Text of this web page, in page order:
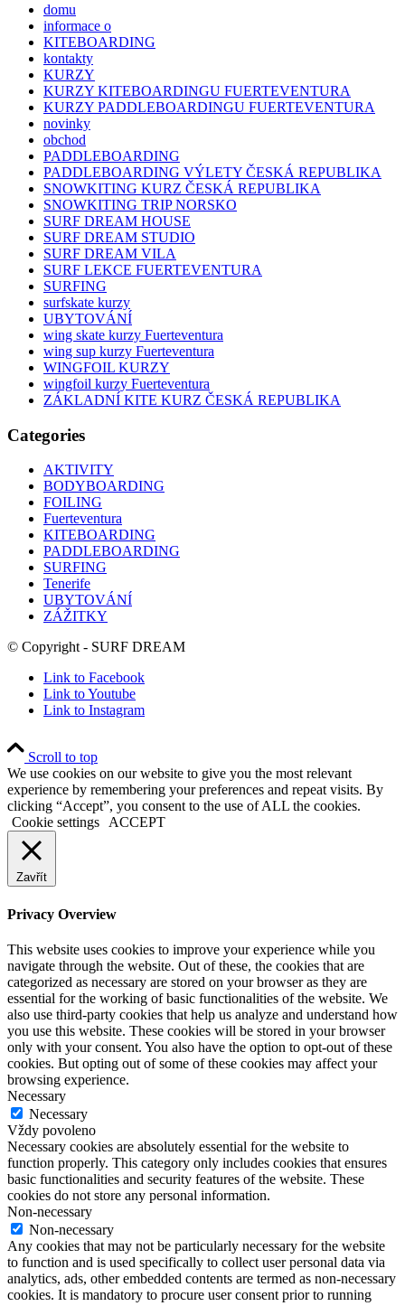
domu
informace o
KITEBOARDING
kontakty
KURZY
KURZY KITEBOARDINGU FUERTEVENTURA
KURZY PADDLEBOARDINGU FUERTEVENTURA
novinky
obchod
PADDLEBOARDING
PADDLEBOARDING VÝLETY ČESKÁ REPUBLIKA
SNOWKITING KURZ ČESKÁ REPUBLIKA
SNOWKITING TRIP NORSKO
SURF DREAM HOUSE
SURF DREAM STUDIO
SURF DREAM VILA
SURF LEKCE FUERTEVENTURA
SURFING
surfskate kurzy
UBYTOVÁNÍ
wing skate kurzy Fuerteventura
wing sup kurzy Fuerteventura
WINGFOIL KURZY
wingfoil kurzy Fuerteventura
ZÁKLADNÍ KITE KURZ ČESKÁ REPUBLIKA
Categories
AKTIVITY
BODYBOARDING
FOILING
Fuerteventura
KITEBOARDING
PADDLEBOARDING
SURFING
Tenerife
UBYTOVÁNÍ
ZÁŽITKY
© Copyright - SURF DREAM
Link to Facebook
Link to Youtube
Link to Instagram
Scroll to top
We use cookies on our website to give you the most relevant
experience by remembering your preferences and repeat visits. By
clicking “Accept”, you consent to the use of ALL the cookies.
Cookie settings
ACCEPT
Zavřít
Privacy Overview
This website uses cookies to improve your experience while you
navigate through the website. Out of these, the cookies that are
categorized as necessary are stored on your browser as they are
essential for the working of basic functionalities of the website. We
also use third-party cookies that help us analyze and understand how
you use this website. These cookies will be stored in your browser
only with your consent. You also have the option to opt-out of these
cookies. But opting out of some of these cookies may affect your
browsing experience.
Necessary
Necessary
Vždy povoleno
Necessary cookies are absolutely essential for the website to
function properly. This category only includes cookies that ensures
basic functionalities and security features of the website. These
cookies do not store any personal information.
Non-necessary
Non-necessary
Any cookies that may not be particularly necessary for the website
to function and is used specifically to collect user personal data via
analytics, ads, other embedded contents are termed as non-necessary
cookies. It is mandatory to procure user consent prior to running